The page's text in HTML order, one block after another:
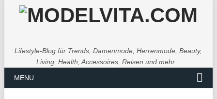
Lifestyle-Blog für Trends, Damenmode, Herrenmode, Beauty,
Living, Health, Accessoires, Reisen und mehr...
MENU